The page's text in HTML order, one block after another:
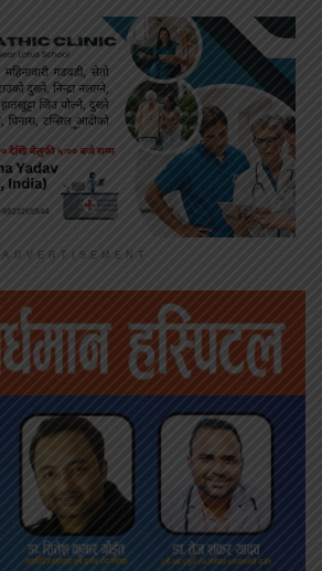
ADVERTISEMENT